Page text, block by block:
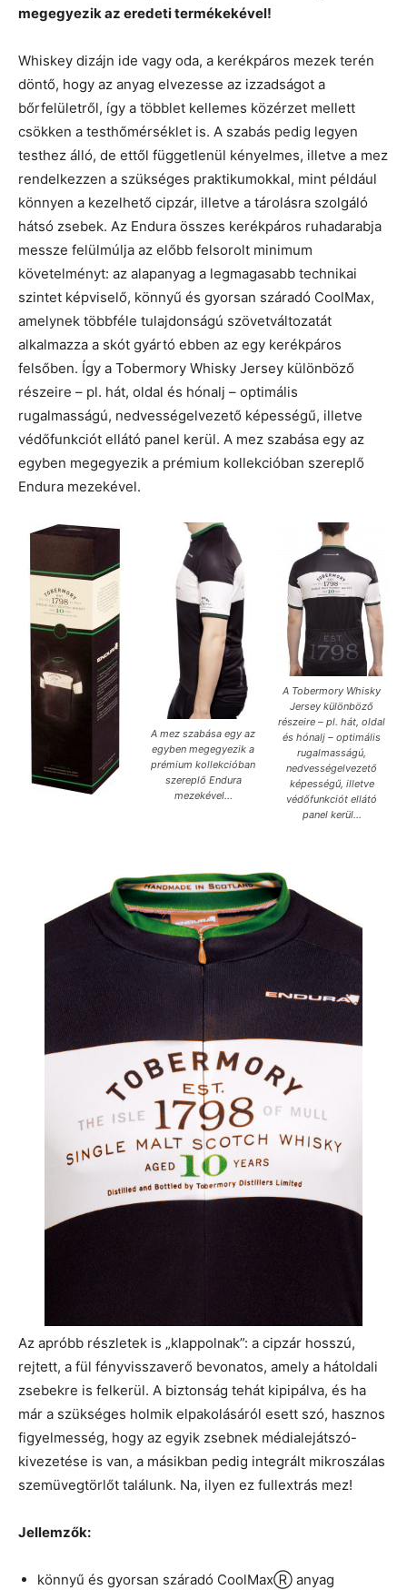
megegyezik az eredeti termékekével!
Whiskey dizájn ide vagy oda, a kerékpáros mezek terén
döntő, hogy az anyag elvezesse az izzadságot a
bőrfelületről, így a többlet kellemes közérzet mellett
csökken a testhőmérséklet is. A szabás pedig legyen
testhez álló, de ettől függetlenül kényelmes, illetve a mez
rendelkezzen a szükséges praktikumokkal, mint például
könnyen a kezelhető cipzár, illetve a tárolásra szolgáló
hátsó zsebek. Az Endura összes kerékpáros ruhadarabja
messze felülmúlja az előbb felsorolt minimum
követelményt: az alapanyag a legmagasabb technikai
szintet képviselő, könnyű és gyorsan száradó CoolMax,
amelynek többféle tulajdonságú szövetváltozatát
alkalmazza a skót gyártó ebben az egy kerékpáros
felsőben. Így a Tobermory Whisky Jersey különböző
részeire – pl. hát, oldal és hónalj – optimális
rugalmasságú, nedvességelvezető képességű, illetve
védőfunkciót ellátó panel kerül. A mez szabása egy az
egyben megegyezik a prémium kollekcióban szereplő
Endura mezekével.
A mez szabása egy az
egyben megegyezik a
prémium kollekcióban
szereplő Endura
mezekével…
A Tobermory Whisky
Jersey különböző
részeire – pl. hát, oldal
és hónalj – optimális
rugalmasságú,
nedvességelvezető
képességű, illetve
védőfunkciót ellátó
panel kerül…
Az apróbb részletek is „klappolnak”: a cipzár hosszú,
rejtett, a fül fényvisszaverő bevonatos, amely a hátoldali
zsebekre is felkerül. A biztonság tehát kipipálva, és ha
már a szükséges holmik elpakolásáról esett szó, hasznos
figyelmesség, hogy az egyik zsebnek médialejátszó-
kivezetése is van, a másikban pedig integrált mikroszálas
szemüvegtörlőt találunk. Na, ilyen ez fullextrás mez!
Jellemzők:
könnyű és gyorsan száradó CoolMaxⓇ anyag